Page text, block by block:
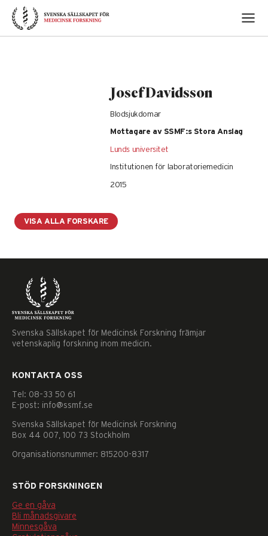
Skip
content
Josef Davidsson
Blodsjukdomar
Mottagare av SSMF:s Stora Anslag
Lunds universitet
Institutionen för laboratoriemedicin
2015
VISA ALLA FORSKARE
Svenska Sällskapet för Medicinsk Forskning främjar
vetenskaplig forskning inom medicin.
KONTAKTA OSS
Tel: 08–33 50 61
E-post: info@ssmf.se
Svenska Sällskapet för Medicinsk Forskning
Box 44 007, 100 73 Stockholm
Organisationsnummer: 815200-8317
STÖD FORSKNINGEN
Ge en gåva
Bli månadsgivare
Minnesgåva
Nödvändiga
Dessa